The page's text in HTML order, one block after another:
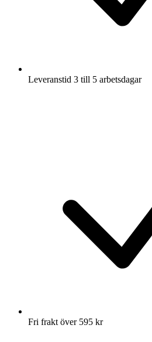
Leveranstid 3 till 5 arbetsdagar
Fri frakt över 595 kr